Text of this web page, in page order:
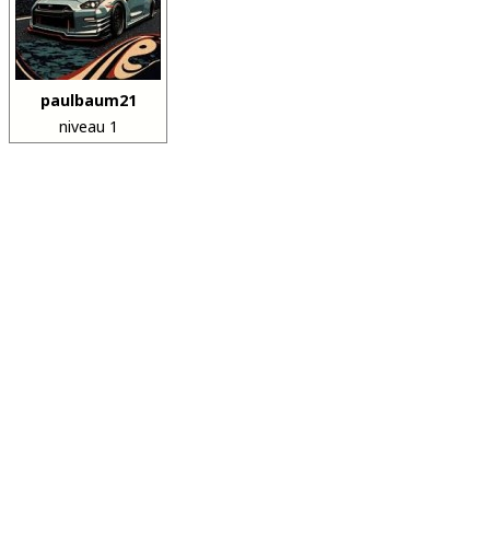
paulbaum21
niveau 1